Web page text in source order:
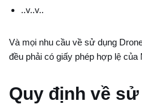
..v..v..
Và mọi nhu cầu về sử dụng
đều phải có giấy phép hợp lệ của
Quy định về